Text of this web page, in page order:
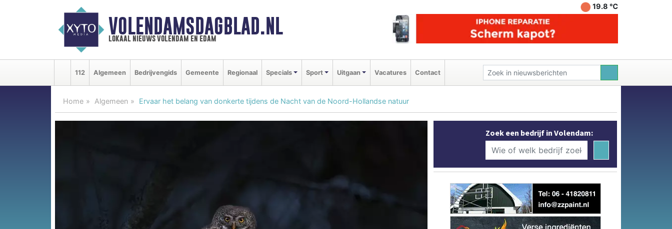
VOLENDAMSDAGBLAD.NL
lokaal nieuws volendam en edam
19.8 ℃
112 Algemeen Bedrijvengids Gemeente Regionaal Specials Sport Uitgaan Vacatures Contact
Home Algemeen Ervaar het belang van donkerte tijdens de Nacht van de Noord-Hollandse natuur
Zoek een bedrijf in Volendam: